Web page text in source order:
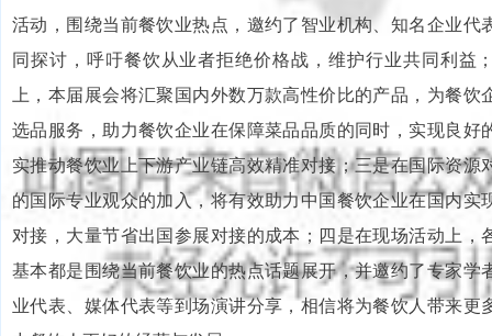
活动，围绕当前餐饮业热点，邀约了智业机构、知名企业代
同探讨，呼吁餐饮从业者拒绝价格战，维护行业共同利益
上，本届展会将汇聚国内外数万款高性价比的产品，为餐饮
选品服务，助力餐饮企业在保障菜品品质的同时，实现良好
实推动餐饮业上下游产业链高效精准对接；三是在国际资源
的国际专业观众的加入，将有效助力中国餐饮企业在国内实
对接，大量节省出国参展对接的成本；四是在现场活动上，
基本都是围绕当前餐饮业的热点话题展开，并邀约了专家学
业代表、媒体代表等到场演讲分享，相信将为餐饮人带来更